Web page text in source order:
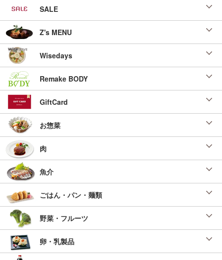
SALE
Z's MENU
Wisedays
Remake BODY
GiftCard
お惣菜
肉
魚介
ごはん・パン・麺類
野菜・フルーツ
卵・乳製品